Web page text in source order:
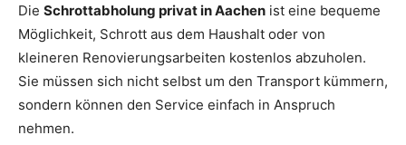
Die Schrottabholung privat in Aachen ist eine bequeme
Möglichkeit, Schrott aus dem Haushalt oder von
kleineren Renovierungsarbeiten kostenlos abzuholen.
Sie müssen sich nicht selbst um den Transport kümmern,
sondern können den Service einfach in Anspruch
nehmen.